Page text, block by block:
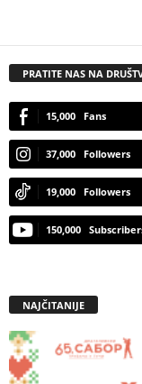
PRATITE NAS NA
15,000 Fans
37,000 Followers
19,000 Followers
150,000
NAJČITANIJE